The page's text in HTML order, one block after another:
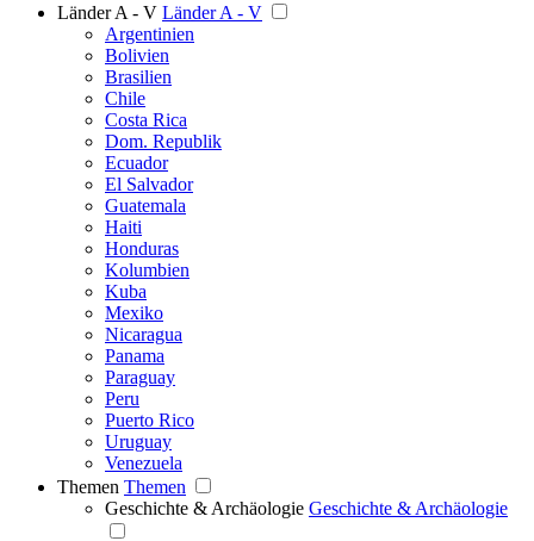
Länder A - V Länder A - V
Argentinien
Bolivien
Brasilien
Chile
Costa Rica
Dom. Republik
Ecuador
El Salvador
Guatemala
Haiti
Honduras
Kolumbien
Kuba
Mexiko
Nicaragua
Panama
Paraguay
Peru
Puerto Rico
Uruguay
Venezuela
Themen Themen
Geschichte & Archäologie Geschichte & Archäologie